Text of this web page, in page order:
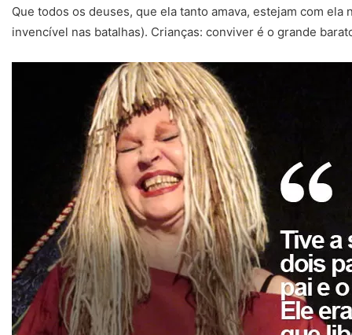
Que todos os deuses, que ela tanto amava, estejam com ela
invencível nas batalhas). Crianças: conviver é o grande